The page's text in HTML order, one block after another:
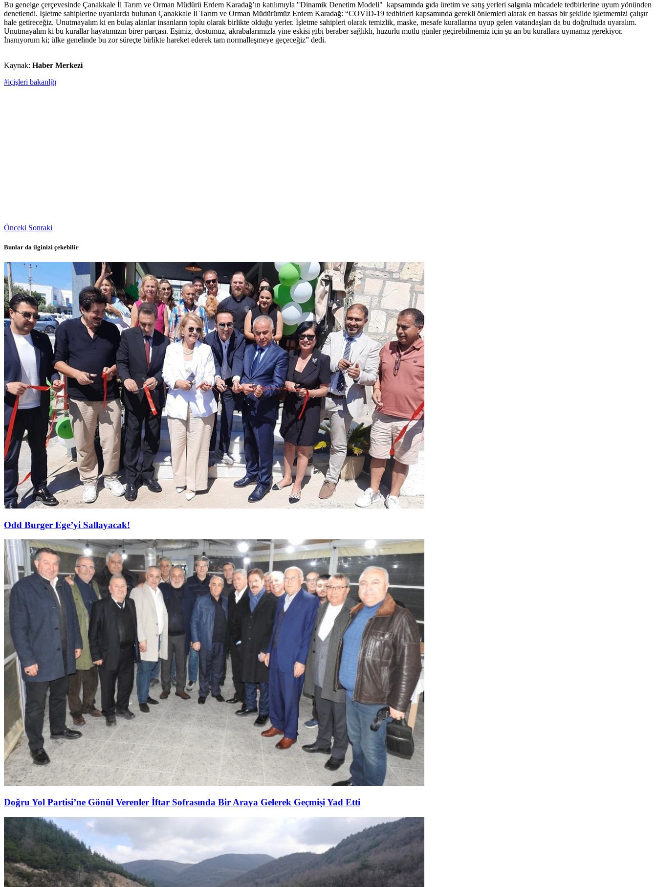
Bu genelge çerçevesinde Çanakkale İl Tarım ve Orman Müdürü Erdem Karadağ’ın katılımıyla "Dinamik Denetim Modeli" kapsamında gıda üretim ve satış yerleri salgınla mücadele tedbirlerine uyum yönünden
denetlendi. İşletme sahiplerine uyarılarda bulunan Çanakkale İl Tarım ve Orman Müdürümüz Erdem Karadağ: “COVİD-19 tedbirleri kapsamında gerekli önlemleri alarak en hassas bir şekilde işletmemizi çalışır
hale getireceğiz. Unutmayalım ki en bulaş alanlar insanların toplu olarak birlikte olduğu yerler. İşletme sahipleri olarak temizlik, maske, mesafe kurallarına uyup gelen vatandaşları da bu doğrultuda uyaralım.
Unutmayalım ki bu kurallar hayatımızın birer parçası. Eşimiz, dostumuz, akrabalarımızla yine eskisi gibi beraber sağlıklı, huzurlu mutlu günler geçirebilmemiz için şu an bu kurallara uymamız gerekiyor.
İnanıyorum ki; ülke genelinde bu zor süreçte birlikte hareket ederek tam normalleşmeye geçeceğiz” dedi.
Kaynak: Haber Merkezi
#içişleri bakanlğı
Önceki Sonraki
Bunlar da ilginizi çekebilir
Odd Burger Ege’yi Sallayacak!
Doğru Yol Partisi’ne Gönül Verenler İftar Sofrasında Bir Araya Gelerek Geçmişi Yad Etti